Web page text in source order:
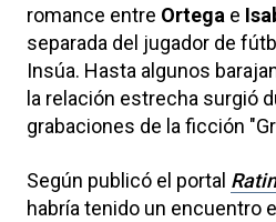
romance entre Ortega e
separada del jugador de
Insúa. Hasta algunos
la relación estrecha surgió
grabaciones de la ficción
Según publicó el portal
habría tenido un encuentro